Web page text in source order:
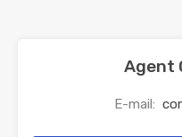
Agent
E-mail: